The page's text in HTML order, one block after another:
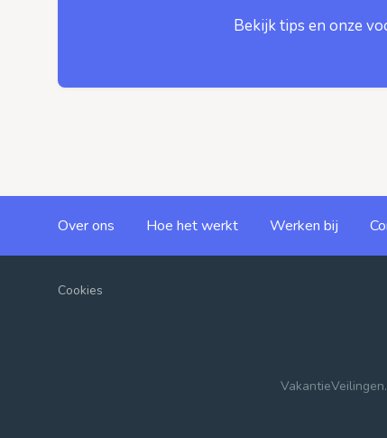
Bekijk tips en onze
Over ons Hoe het werkt Werken bij
Cookies